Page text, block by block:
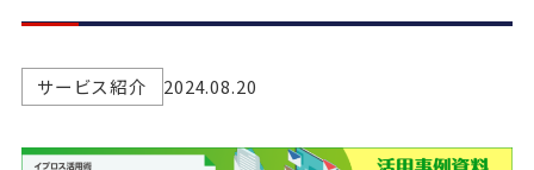
サービス紹介 2024.08.20